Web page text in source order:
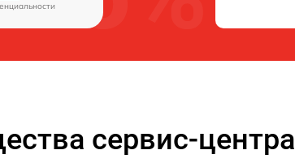
сервис-центра